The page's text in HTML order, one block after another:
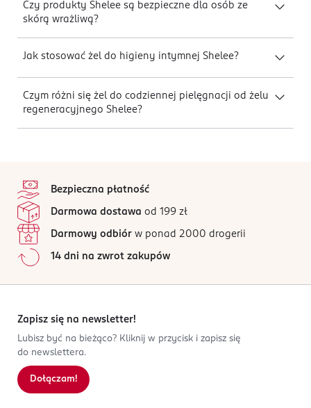
Czy produkty Shelee są bezpieczne dla osób ze
skórą wrażliwą?
Jak stosować żel do higieny intymnej Shelee?
Czym różni się żel do codziennej pielęgnacji od żelu
regeneracyjnego Shelee?
Bezpieczna płatność
Darmowa dostawa od 199 zł
Darmowy odbiór w ponad 2000 drogerii
14 dni na zwrot zakupów
Zapisz się na newsletter!
Lubisz być na bieżąco? Kliknij w przycisk i zapisz się
do newslettera.
Dołączam!